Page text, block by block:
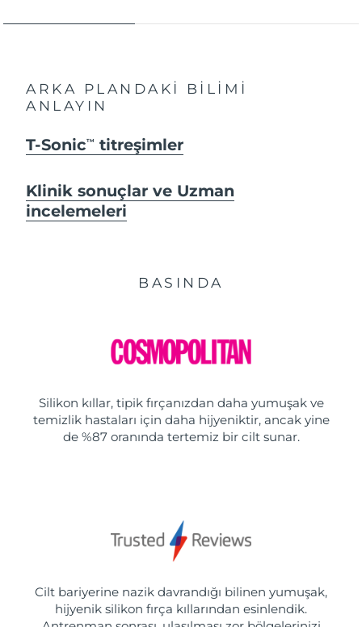
ARKA PLANDAKİ BİLİMİ
ANLAYIN
T-SonicTM titreşimler
Klinik sonuçlar ve Uzman
incelemeleri
BASINDA
Silikon kıllar, tipik fırçanızdan daha yumuşak ve
temizlik hastaları için daha hijyeniktir, ancak yine
de %87 oranında tertemiz bir cilt sunar.
Cilt bariyerine nazik davrandığı bilinen yumuşak,
hijyenik silikon fırça kıllarından esinlendik.